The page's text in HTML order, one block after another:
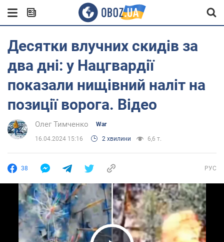
Десятки влучних скидів за
два дні: у Нацгвардії
показали нищівний наліт на
позиції ворога. Відео
Олег Тимченко War
16.04.2024 15:16 2 хвилини 6,6 т.
38 РУС